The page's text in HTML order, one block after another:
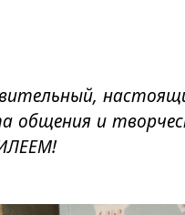
общения и